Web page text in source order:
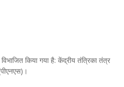
किया गया है: केंद्रीय तंत्रिका तंत्र